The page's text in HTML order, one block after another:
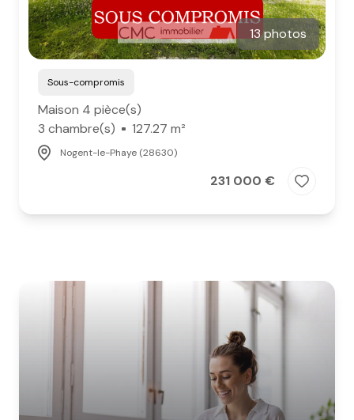
13 photos
Sous-compromis
Maison 4 pièce(s)
3 chambre(s)
127.27 m²
Nogent-le-Phaye (28630)
231 000 €